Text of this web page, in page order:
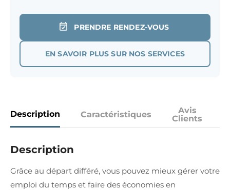
PRENDRE RENDEZ-VOUS
EN SAVOIR PLUS SUR NOS SERVICES
Description Caractéristiques
Avis
Clients
Description
Grâce au départ différé, vous pouvez mieux gérer votre
emploi du temps et faire des économies en